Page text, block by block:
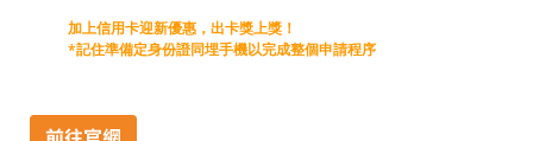
加上信用卡迎新優惠，出卡獎上獎！
*記住準備定身份證同埋手機以完成整個申請程序